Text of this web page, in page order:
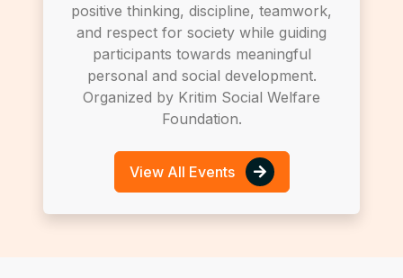
positive thinking, discipline, teamwork,
and respect for society while guiding
participants towards meaningful
personal and social development.
Organized by Kritim Social Welfare
Foundation.
View All Events